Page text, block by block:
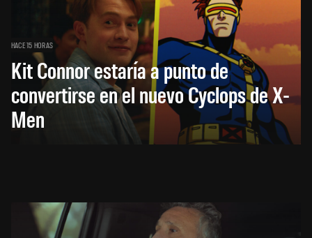
HACE 15 HORAS
Kit Connor estaría a punto de
convertirse en el nuevo Cyclops de X-
Men